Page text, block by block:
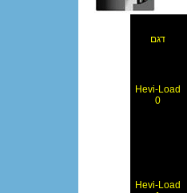
דגם
Hevi-Load
0
Hevi-Load